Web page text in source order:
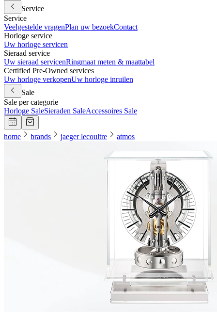
Service
Service
Veelgestelde vragenPlan uw bezoekContact
Horloge service
Uw horloge servicen
Sieraad service
Uw sieraad servicenRingmaat meten & maattabel
Certified Pre-Owned services
Uw horloge verkopenUw horloge inruilen
Sale
Sale per categorie
Horloge SaleSieraden SaleAccessoires Sale
home brands jaeger lecoultre atmos